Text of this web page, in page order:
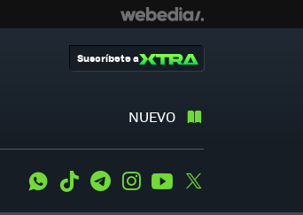
NUEVO
Suscríbete a
WhatsApp
Tiktok TelegramInstagramYoutube